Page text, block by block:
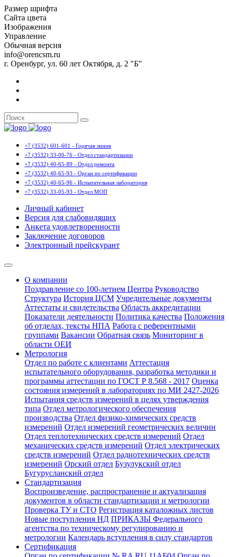
Размер шрифта
Сайта цвета
Изображения
Управление
Обычная версия
info@orencsm.ru
г. Оренбург, ул. 60 лет Октября, д. 2 "Б"
+7 (3532) 601-601 - Горячая линия
+7 (3532) 33-00-76 - Отдел стандартизации
+7 (3532) 40-65-89 - Отдел ремонта
+7 (3532) 40-65-93 - Орган по сертификации
+7 (3532) 40-65-96 - Испытательная лаборатория
+7 (3532) 33-05-93 - Отдел МОП
Личный кабинет
Версия для слабовидящих
Анкета удовлетворенности
Заключение договоров
Электронный прейскурант
О компании
Поздравление со 100-летием Центра Руководство
Структура История ЦСМ Учредительные документы
Аттестаты и свидетельства Область аккредитации
Показатели деятельности Политика качества Положения
об отделах, тексты НПА Работа с референтными
группами Вакансии Обратная связь Мониторинг в
области ОЕИ
Метрология
Отдел по работе с клиентами Аттестация
испытательного оборудования, разработка методики и
программы аттестации по ГОСТ Р 8.568 - 2017 Оценка
состояния измерений в лабораториях по МИ 2427-2026
Испытания средств измерений в целях утверждения
типа Отдел метрологического обеспечения
производства Отдел физико-химических средств
измерений Отдел измерений геометрических величин
Отдел теплотехнических средств измерений Отдел
механических средств измерений Отдел электрических
средств измерений Отдел радиотехнических средств
измерений Орский отдел Бузулукский отдел
Бугурусланский отдел
Стандартизация
Воспроизведение, распространение и актуализация
документов в области стандартизации и метрологии
Проверка ТУ и СТО Регистрация каталожных листов
Новые поступления НД ПРИКАЗЫ Федерального
агентства по техническому регулированию и
метрологии Календарь вступления в силу стандартов
Сертификация